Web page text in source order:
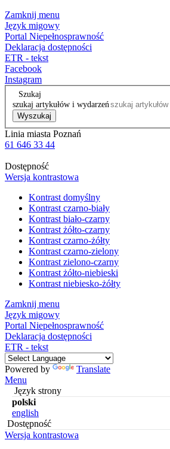
Zamknij menu
Język migowy
Portal Niepełnosprawność
Deklaracja dostępności
ETR - tekst
Facebook
Instagram
Szukaj
szukaj artykułów i wydarzeń
Wyszukaj
Linia miasta Poznań
61 646 33 44
Dostępność
Wersja kontrastowa
Kontrast domyślny
Kontrast czarno-biały
Kontrast biało-czarny
Kontrast żółto-czarny
Kontrast czarno-żółty
Kontrast czarno-zielony
Kontrast zielono-czarny
Kontrast żółto-niebieski
Kontrast niebiesko-żółty
Zamknij menu
Język migowy
Portal Niepełnosprawność
Deklaracja dostępności
ETR - tekst
Powered by
Translate
Menu
Język strony
polski
english
Dostępność
Wersja kontrastowa